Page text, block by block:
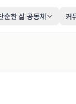
순한 삶 공동체 커